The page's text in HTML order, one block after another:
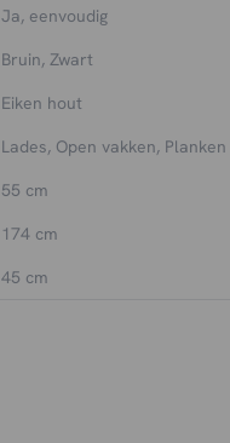
Ja, eenvoudig
Bruin, Zwart
Eiken hout
Lades, Open vakken, Planken
55 cm
174 cm
45 cm